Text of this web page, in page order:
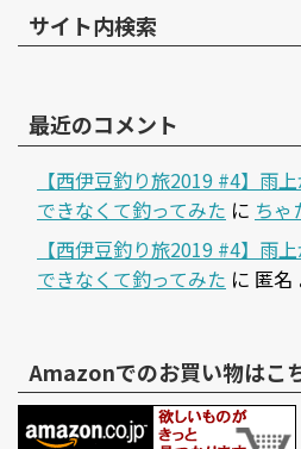
サイト内検索
最近のコメント
【西伊豆釣り旅2019 #4】雨
できなくて釣ってみた に ちゃ
【西伊豆釣り旅2019 #4】雨
できなくて釣ってみた に 匿名
Amazonでのお買い物はこ